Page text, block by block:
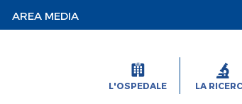
AREA MEDIA
L'OSPEDALE LA